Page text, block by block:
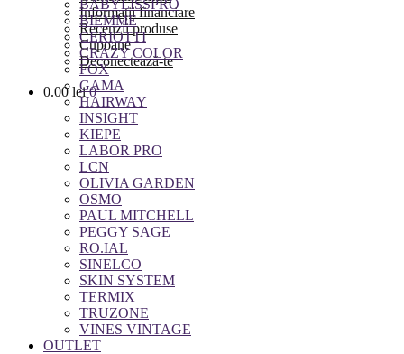
Informații financiare
Recenzii produse
Cupoane
Deconectează-te
0.00lei 0
BABYLISSPRO
BIEMME
CERIOTTI
CRAZY COLOR
FOX
GAMA
HAIRWAY
INSIGHT
KIEPE
LABOR PRO
LCN
OLIVIA GARDEN
OSMO
PAUL MITCHELL
PEGGY SAGE
RO.IAL
SINELCO
SKIN SYSTEM
TERMIX
TRUZONE
VINES VINTAGE
OUTLET